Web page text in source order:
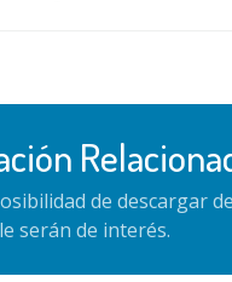
de descargar
serán de interés.